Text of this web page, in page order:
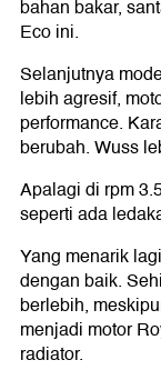
bahan bakar,
Eco ini.
Selanjutnya
lebih agresif,
performance.
berubah. Wuss
Apalagi di rpm
seperti ada
Yang menarik
dengan baik.
berlebih,
menjadi motor
radiator.